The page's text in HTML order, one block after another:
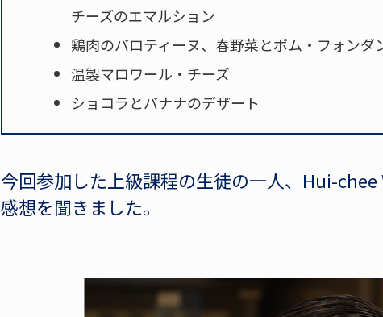
チーズのエマルション
鶏肉のバロティーヌ、春野菜とポム・フォンダ
温製マロワール・チーズ
ショコラとバナナのデザート
今回参加した上級課程の生徒の一人、Hui-
感想を聞きました。